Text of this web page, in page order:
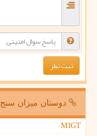
دوستان میزان سنج
MIGT